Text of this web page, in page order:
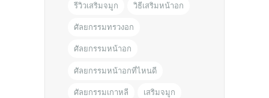
รีวิวเสริมจมูก วิธีเสริมหน้าอก
ศัลยกรรมทรวงอก
ศัลยกรรมหน้าอก
ศัลยกรรมหน้าอกที่ไหนดี
ศัลยกรรมเกาหลี เสริมจมูก